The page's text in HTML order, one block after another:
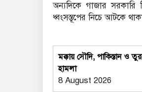
অন্যদিকে গাজার সরকারি
ধ্বংসস্তূপের নিচে আটকে
মক্কায় সৌদি, পাকিস্তান ও
হামলা
8 August 2026